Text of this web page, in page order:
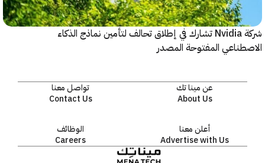
شركة Nvidia تشارك في إطلاق تحالف لتأمين نماذج الذكاء
المفتوحة المصدر
عن مينا تك
About Us
تواصل معنا
Contact Us
أعلن معنا
Advertise with Us
الوظائف
Careers